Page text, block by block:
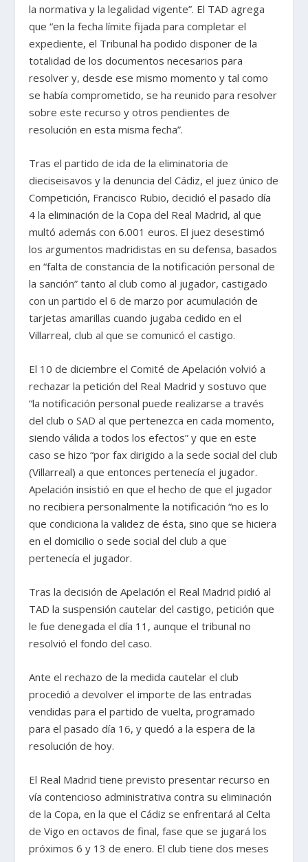
la normativa y la legalidad vigente”. El TAD agrega
que “en la fecha límite fijada para completar el
expediente, el Tribunal ha podido disponer de la
totalidad de los documentos necesarios para
resolver y, desde ese mismo momento y tal como
se había comprometido, se ha reunido para resolver
sobre este recurso y otros pendientes de
resolución en esta misma fecha”.
Tras el partido de ida de la eliminatoria de
dieciseisavos y la denuncia del Cádiz, el juez único de
Competición, Francisco Rubio, decidió el pasado día
4 la eliminación de la Copa del Real Madrid, al que
multó además con 6.001 euros. El juez desestimó
los argumentos madridistas en su defensa, basados
en “falta de constancia de la notificación personal de
la sanción” tanto al club como al jugador, castigado
con un partido el 6 de marzo por acumulación de
tarjetas amarillas cuando jugaba cedido en el
Villarreal, club al que se comunicó el castigo.
El 10 de diciembre el Comité de Apelación volvió a
rechazar la petición del Real Madrid y sostuvo que
“la notificación personal puede realizarse a través
del club o SAD al que pertenezca en cada momento,
siendo válida a todos los efectos” y que en este
caso se hizo “por fax dirigido a la sede social del club
(Villarreal) a que entonces pertenecía el jugador.
Apelación insistió en que el hecho de que el jugador
no recibiera personalmente la notificación “no es lo
que condiciona la validez de ésta, sino que se hiciera
en el domicilio o sede social del club a que
pertenecía el jugador.
Tras la decisión de Apelación el Real Madrid pidió al
TAD la suspensión cautelar del castigo, petición que
le fue denegada el día 11, aunque el tribunal no
resolvió el fondo del caso.
Ante el rechazo de la medida cautelar el club
procedió a devolver el importe de las entradas
vendidas para el partido de vuelta, programado
para el pasado día 16, y quedó a la espera de la
resolución de hoy.
El Real Madrid tiene previsto presentar recurso en
vía contencioso administrativa contra su eliminación
de la Copa, en la que el Cádiz se enfrentará al Celta
de Vigo en octavos de final, fase que se jugará los
próximos 6 y 13 de enero. El club tiene dos meses